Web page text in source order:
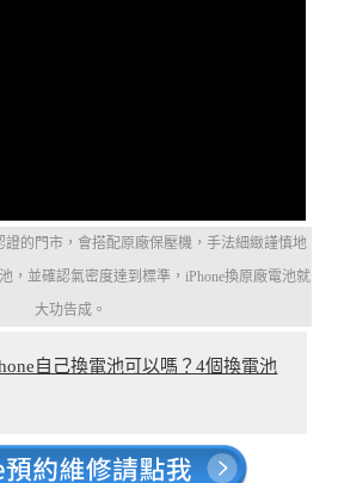
的門市，會搭配原廠保壓機，手法細緻謹慎地
，並確認氣密度達到標準，iPhone換原廠電池就
大功告成。
自己換電池可以嗎？4個換電池